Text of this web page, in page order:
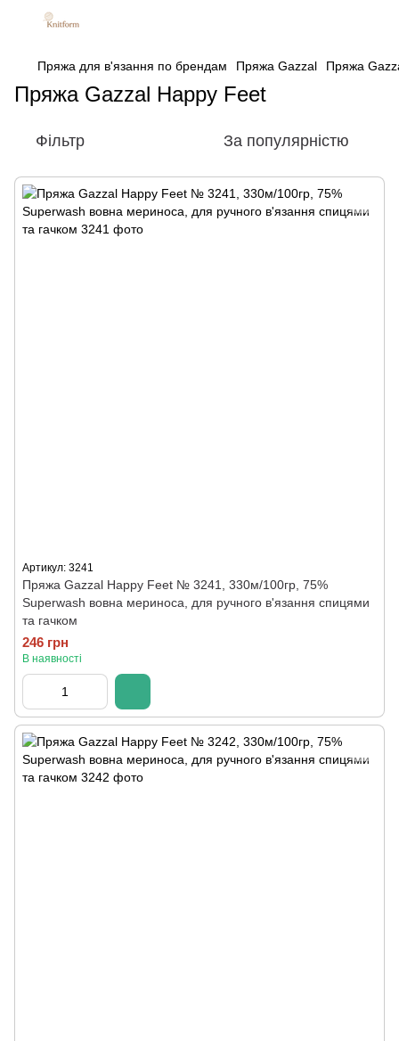
Пряжа для в'язання по брендам Пряжа Gazzal Пряжа
Пряжа Gazzal Happy Feet
Фільтр За популярністю
Артикул: 3241
Пряжа Gazzal Happy Feet № 3241, 330м/100гр, 75%
Superwash вовна мериноса, для ручного в'язання спицями
та гачком
246 грн
В наявності